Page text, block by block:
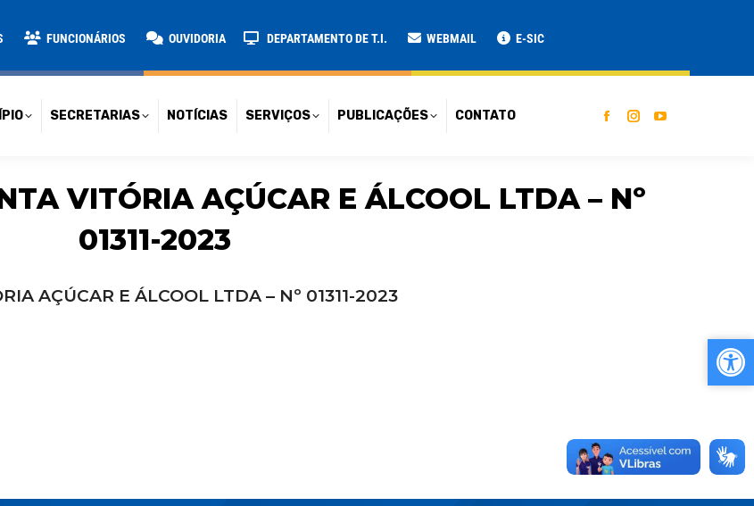
FUNCIONÁRIOS OUVIDORIA DEPARTAMENTO DE T.I. WEBMAIL E-SIC
SECRETARIAS NOTÍCIAS SERVIÇOS PUBLICAÇÕES CONTATO
VITÓRIA AÇÚCAR E ÁLCOOL LTDA – Nº
01311-2023
AÇÚCAR E ÁLCOOL LTDA – Nº 01311-2023